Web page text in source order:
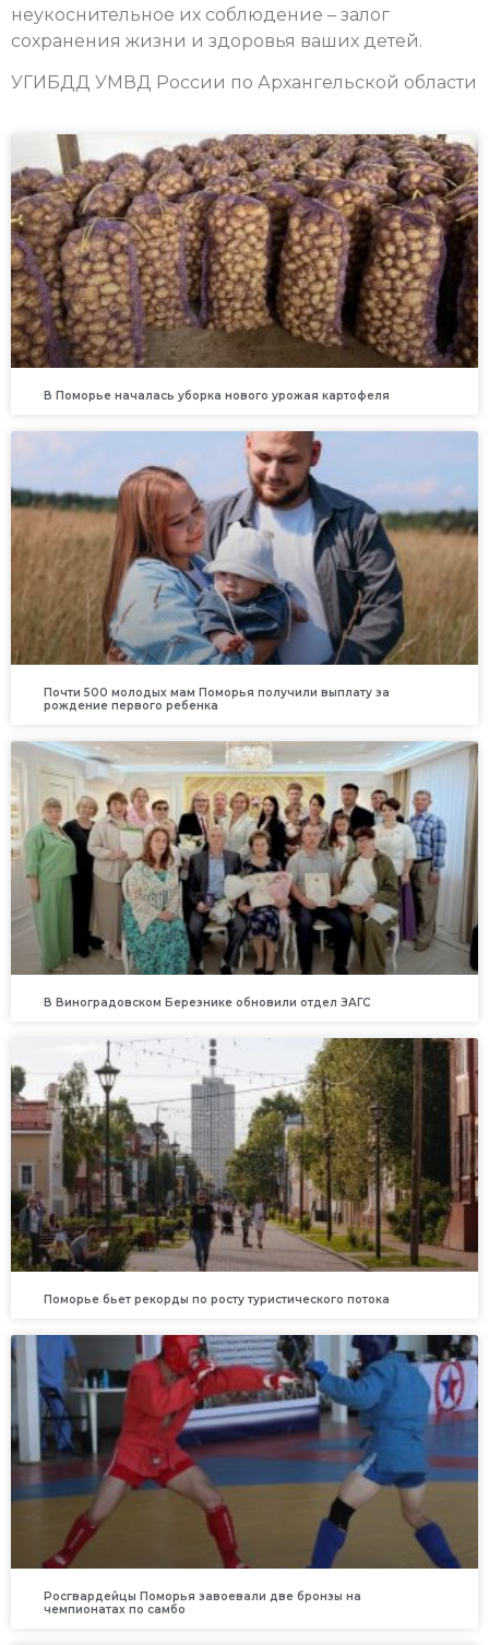
неукоснительное их соблюдение – залог
сохранения жизни и здоровья ваших детей.
УГИБДД УМВД России по Архангельской области
В Поморье началась уборка нового урожая картофеля
Почти 500 молодых мам Поморья получили выплату за
рождение первого ребенка
В Виноградовском Березнике обновили отдел ЗАГС
Поморье бьет рекорды по росту туристического потока
Росгвардейцы Поморья завоевали две бронзы на
чемпионатах по самбо